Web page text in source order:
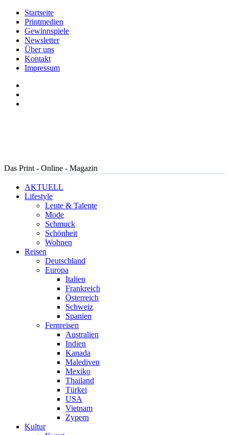
Startseite
Printmedien
Gewinnspiele
Newsletter
Über uns
Kontakt
Impressum
Das Print - Online - Magazin
AKTUELL
Lifestyle
Leute & Talente
Mode
Schmuck
Schönheit
Wohnen
Reisen
Deutschland
Europa
Italien
Frankreich
Österreich
Schweiz
Spanien
Fernreisen
Australien
Indien
Kanada
Malediven
Mexiko
Thailand
Türkei
USA
Vietnam
Zypern
Kultur